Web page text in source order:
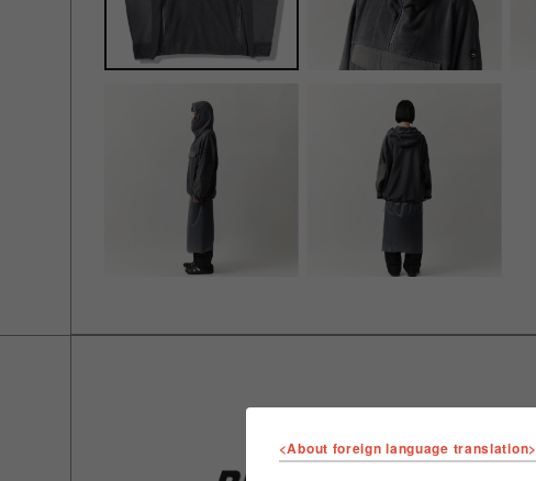
店舗名
<About foreign language translation>